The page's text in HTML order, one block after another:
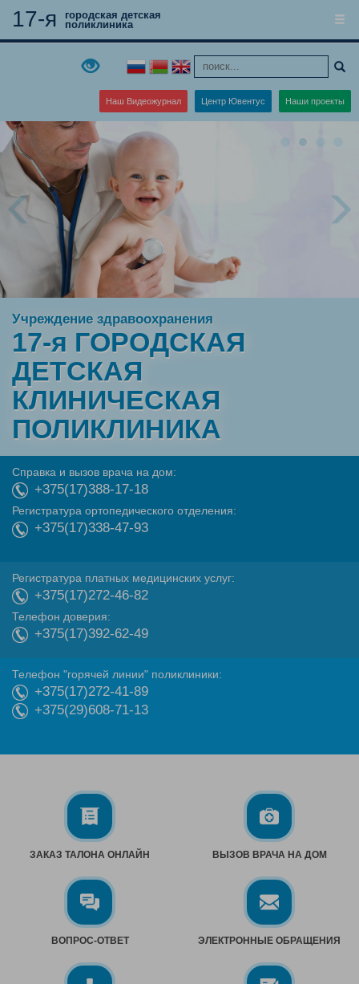
Наш Видеожурнал Центр Ювентус Наши проекты
17-я
городская детская
поликлиника
Учреждение здравоохранения
17-я ГОРОДСКАЯ
ДЕТСКАЯ
КЛИНИЧЕСКАЯ
ПОЛИКЛИНИКА
Справка и вызов врача на дом:
+375(17)388-17-18
Регистратура ортопедического отделения:
+375(17)338-47-93
Регистратура платных медицинских услуг:
+375(17)272-46-82
Телефон доверия:
+375(17)392-62-49
Телефон "горячей линии" поликлиники:
+375(17)272-41-89
+375(29)608-71-13
ЗАКАЗ ТАЛОНА ОНЛАЙН ВЫЗОВ ВРАЧА НА ДОМ
ВОПРОС-ОТВЕТ ЭЛЕКТРОННЫЕ ОБРАЩЕНИЯ